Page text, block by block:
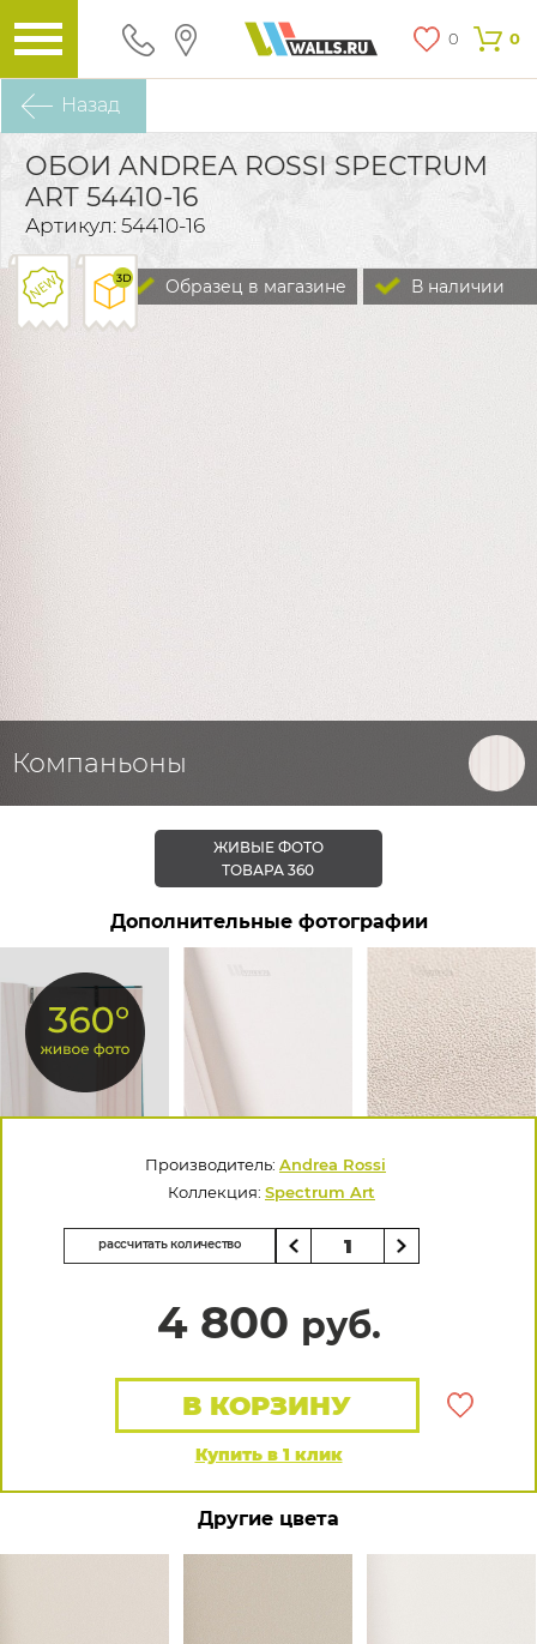
0 0
Назад
ОБОИ ANDREA ROSSI SPECTRUM
ART 54410-16
Артикул: 54410-16
В наличии
Образец в магазине
Компаньоны
ЖИВЫЕ ФОТО
ТОВАРА 360
Дополнительные фотографии
Производитель: Andrea Rossi
Коллекция: Spectrum Art
рассчитать количество
4 800 руб.
Купить в 1 клик
В КОРЗИНУ
Другие цвета